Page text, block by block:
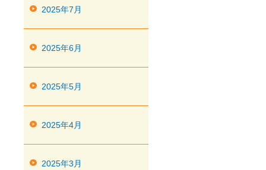
2025年7月
2025年6月
2025年5月
2025年4月
2025年3月